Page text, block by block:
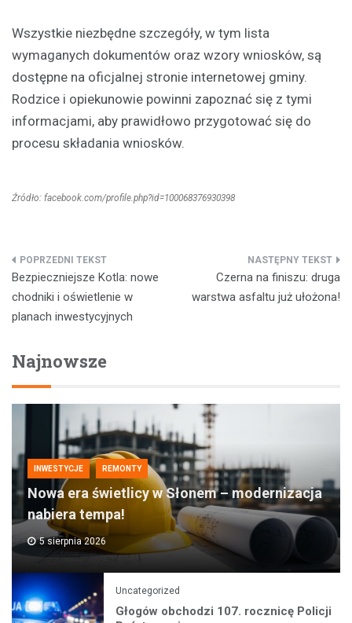
Wszystkie niezbędne szczegóły, w tym lista
wymaganych dokumentów oraz wzory wniosków, są
dostępne na oficjalnej stronie internetowej gminy.
Rodzice i opiekunowie powinni zapoznać się z tymi
informacjami, aby prawidłowo przygotować się do
procesu składania wniosków.
Źródło: facebook.com/profile.php?id=100068376930398
Nawigacja
wpisu
Bezpieczniejsze Kotla: nowe
chodniki i oświetlenie w
planach inwestycyjnych
Czerna na finiszu: druga
warstwa asfaltu już ułożona!
Najnowsze
INWESTYCJE REMONTY
Nowa era świetlicy w Słonem – modernizacja
nabiera tempa!
5 sierpnia 2026
Uncategorized
Głogów obchodzi 107. rocznicę Policji